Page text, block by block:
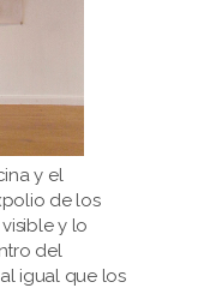
y el
de los
y lo
del
igual que los